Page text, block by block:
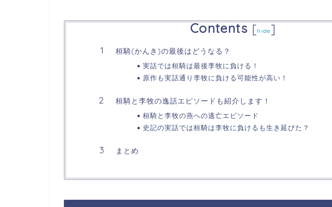
Contents [hide]
桓騎(かんき)の最後はどうなる？
実話では桓騎は最後李牧に負ける！
原作も実話通り李牧に負ける可能性が高い！
桓騎と李牧の逸話エピソードも紹介します！
桓騎と李牧の燕への逃亡エピソード
史記の実話では桓騎は李牧に負けるも生き延びた？
まとめ